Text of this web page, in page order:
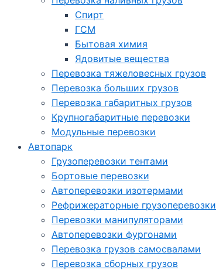
Спирт
ГСМ
Бытовая химия
Ядовитые вещества
Перевозка тяжеловесных грузов
Перевозка больших грузов
Перевозка габаритных грузов
Крупногабаритные перевозки
Модульные перевозки
Автопарк
Грузоперевозки тентами
Бортовые перевозки
Автоперевозки изотермами
Рефрижераторные грузоперевозки
Перевозки манипуляторами
Автоперевозки фургонами
Перевозка грузов самосвалами
Перевозка сборных грузов